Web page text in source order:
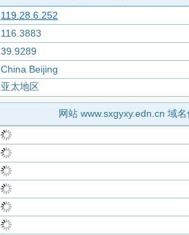
119.28.6.252
116.3883
39.9289
China Beijing
亚太地区
网站 www.sxgyxy.edn.cn 域